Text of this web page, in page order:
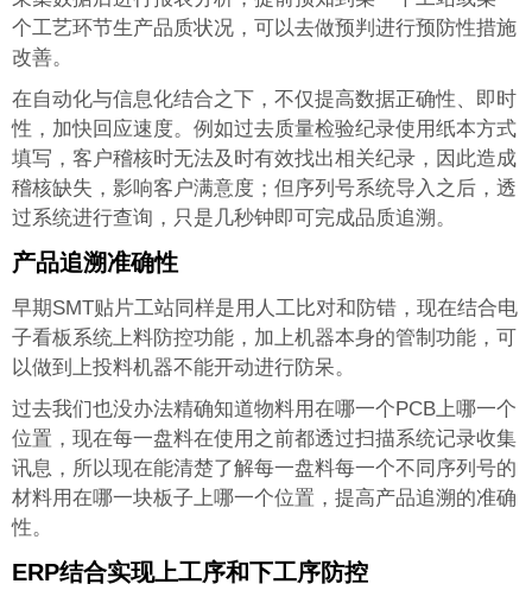
个工艺环节生产品质状况，可以去做预判进行预防性措施
改善。
在自动化与信息化结合之下，不仅提高数据正确性、即时
性，加快回应速度。例如过去质量检验纪录使用纸本方式
填写，客户稽核时无法及时有效找出相关纪录，因此造成
稽核缺失，影响客户满意度；但序列号系统导入之后，透
过系统进行查询，只是几秒钟即可完成品质追溯。
产品追溯准确性
早期SMT贴片工站同样是用人工比对和防错，现在结合电
子看板系统上料防控功能，加上机器本身的管制功能，可
以做到上投料机器不能开动进行防呆。
过去我们也没办法精确知道物料用在哪一个PCB上哪一个
位置，现在每一盘料在使用之前都透过扫描系统记录收集
讯息，所以现在能清楚了解每一盘料每一个不同序列号的
材料用在哪一块板子上哪一个位置，提高产品追溯的准确
性。
ERP结合实现上工序和下工序防控